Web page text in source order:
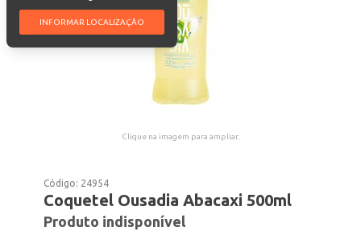
INFORMAR LOCALIZAÇÃO
Clique na imagem para ampliar.
Código: 24954
Coquetel Ousadia Abacaxi 500ml
Produto indisponível